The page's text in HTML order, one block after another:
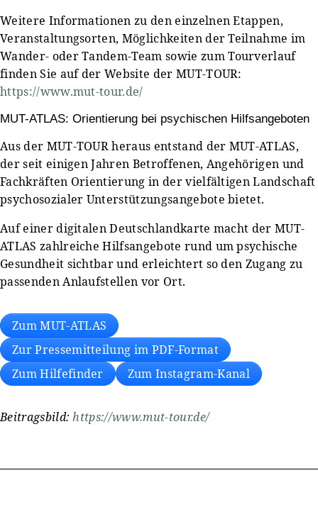
Weitere Informationen zu den einzelnen Etappen,
Veranstaltungsorten, Möglichkeiten der Teilnahme im
Wander- oder Tandem-Team sowie zum Tourverlauf
finden Sie auf der Website der MUT-TOUR:
https://www.mut-tour.de/
MUT-ATLAS: Orientierung bei psychischen Hilfsangeboten
Aus der MUT-TOUR heraus entstand der MUT-ATLAS,
der seit einigen Jahren Betroffenen, Angehörigen und
Fachkräften Orientierung in der vielfältigen Landschaft
psychosozialer Unterstützungsangebote bietet.
Auf einer digitalen Deutschlandkarte macht der MUT-
ATLAS zahlreiche Hilfsangebote rund um psychische
Gesundheit sichtbar und erleichtert so den Zugang zu
passenden Anlaufstellen vor Ort.
Zum MUT-ATLAS
Zur Pressemitteilung im PDF-Format
Zum Hilfefinder
Zum Instagram-Kanal
Beitragsbild:https://www.mut-tour.de/